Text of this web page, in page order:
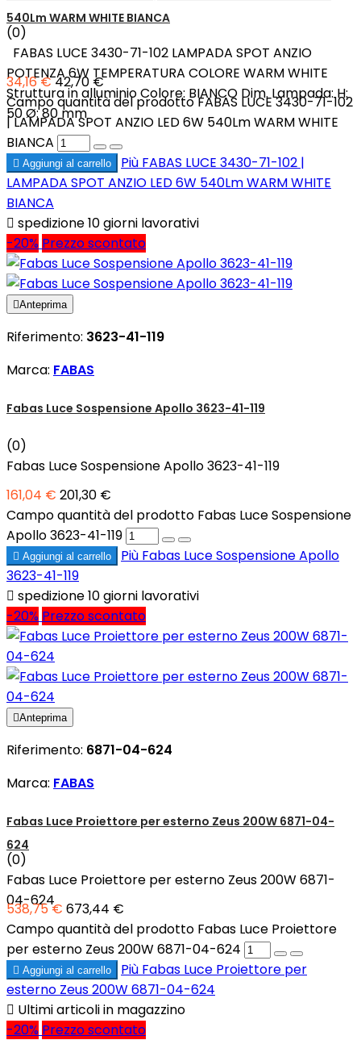
540Lm WARM WHITE BIANCA
(0)
FABAS LUCE 3430-71-102 LAMPADA SPOT ANZIO
POTENZA 6W TEMPERATURA COLORE WARM WHITE
Struttura in alluminio Colore: BIANCO Dim. Lampada: H:
50 Ø: 80 mm
34,16 €42,70 €
Campo quantità del prodotto FABAS LUCE 3430-71-102
| LAMPADA SPOT ANZIO LED 6W 540Lm WARM WHITE
BIANCA
 Aggiungi al carrello Più FABAS LUCE 3430-71-102 |
LAMPADA SPOT ANZIO LED 6W 540Lm WARM WHITE
BIANCA
 spedizione 10 giorni lavorativi
-20% Prezzo scontato
Anteprima
Riferimento: 3623-41-119
Marca: FABAS
Fabas Luce Sospensione Apollo 3623-41-119
(0)
Fabas Luce Sospensione Apollo 3623-41-119
161,04 € 201,30 €
Campo quantità del prodotto Fabas Luce Sospensione
Apollo 3623-41-119
 Aggiungi al carrello Più Fabas Luce Sospensione Apollo
3623-41-119
 spedizione 10 giorni lavorativi
-20% Prezzo scontato
Anteprima
Riferimento: 6871-04-624
Marca: FABAS
Fabas Luce Proiettore per esterno Zeus 200W 6871-04-
624
(0)
Fabas Luce Proiettore per esterno Zeus 200W 6871-
04-624
538,75 € 673,44 €
Campo quantità del prodotto Fabas Luce Proiettore
per esterno Zeus 200W 6871-04-624
 Aggiungi al carrello Più Fabas Luce Proiettore per
esterno Zeus 200W 6871-04-624
 Ultimi articoli in magazzino
-20% Prezzo scontato